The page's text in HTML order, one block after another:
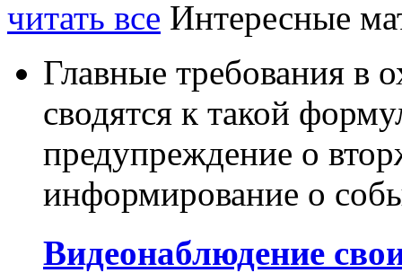
читать все Интересные
Главные требования в
сводятся к такой
предупреждение о
информирование о
Видеонаблюдение